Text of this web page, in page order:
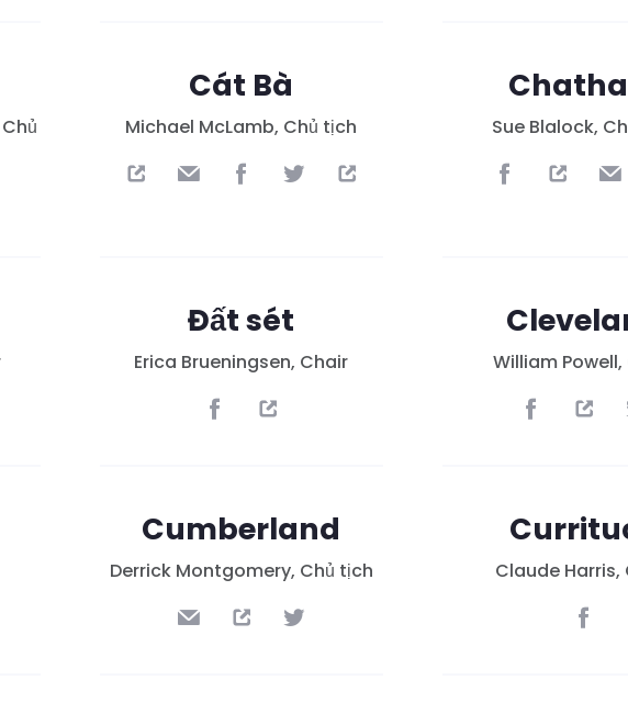
Bữa tiệc của bạn
Hoạt động
Cát Bà
Michael McLamb, Chủ tịch Sue Blalock,
Đất sét
Erica Brueningsen, Chair William
Cumberland
Derrick Montgomery, Chủ tịch Claude Harris,